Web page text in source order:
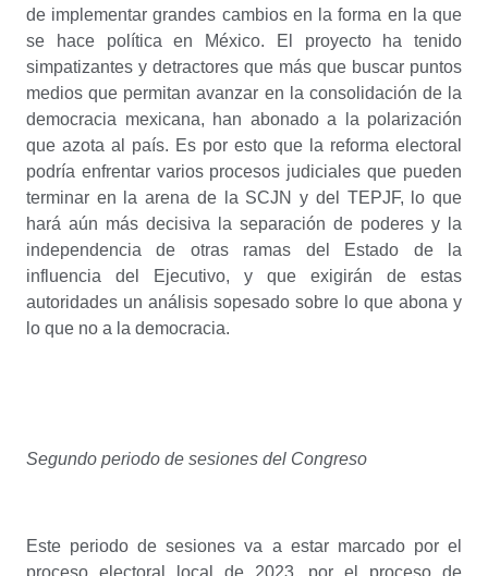
de implementar grandes cambios en la forma en la que
se hace política en México. El proyecto ha tenido
simpatizantes y detractores que más que buscar puntos
medios que permitan avanzar en la consolidación de la
democracia mexicana, han abonado a la polarización
que azota al país. Es por esto que la reforma electoral
podría enfrentar varios procesos judiciales que pueden
terminar en la arena de la SCJN y del TEPJF, lo que
hará aún más decisiva la separación de poderes y la
independencia de otras ramas del Estado de la
influencia del Ejecutivo, y que exigirán de estas
autoridades un análisis sopesado sobre lo que abona y
lo que no a la democracia.
Segundo periodo de sesiones del Congreso
Este periodo de sesiones va a estar marcado por el